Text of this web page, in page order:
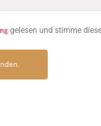
gelesen und stimme